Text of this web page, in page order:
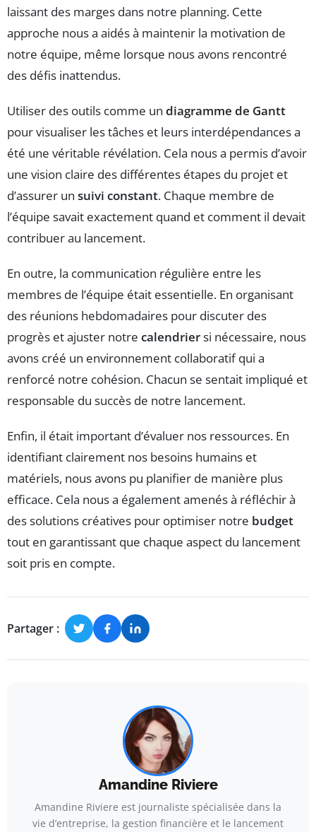
laissant des marges dans notre planning. Cette
approche nous a aidés à maintenir la motivation de
notre équipe, même lorsque nous avons rencontré
des défis inattendus.
Utiliser des outils comme un diagramme de Gantt
pour visualiser les tâches et leurs interdépendances a
été une véritable révélation. Cela nous a permis d’avoir
une vision claire des différentes étapes du projet et
d’assurer un suivi constant. Chaque membre de
l’équipe savait exactement quand et comment il devait
contribuer au lancement.
En outre, la communication régulière entre les
membres de l’équipe était essentielle. En organisant
des réunions hebdomadaires pour discuter des
progrès et ajuster notre calendriersi nécessaire, nous
avons créé un environnement collaboratif qui a
renforcé notre cohésion. Chacun se sentait impliqué et
responsable du succès de notre lancement.
Enfin, il était important d’évaluer nos ressources. En
identifiant clairement nos besoins humains et
matériels, nous avons pu planifier de manière plus
efficace. Cela nous a également amenés à réfléchir à
des solutions créatives pour optimiser notre budget
tout en garantissant que chaque aspect du lancement
soit pris en compte.
Partager :
Amandine Riviere
Amandine Riviere est journaliste spécialisée dans la
vie d’entreprise, la gestion financière et le lancement